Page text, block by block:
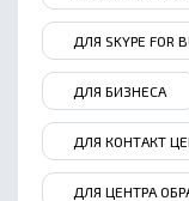
ДЛЯ SKYPE FOR
ДЛЯ БИЗНЕСА
ДЛЯ КОНТАКТ
ДЛЯ ЦЕНТРА